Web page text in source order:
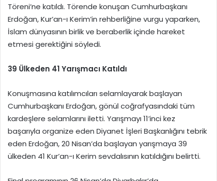
Töreni’ne katıldı. Törende konuşan Cumhurbaşkanı
Erdoğan, Kur’an-ı Kerim’in rehberliğine vurgu yaparken,
İslam dünyasının birlik ve beraberlik içinde hareket
etmesi gerektiğini söyledi.
39 Ülkeden 41 Yarışmacı Katıldı
Konuşmasına katılımcıları selamlayarak başlayan
Cumhurbaşkanı Erdoğan, gönül coğrafyasındaki tüm
kardeşlere selamlarını iletti. Yarışmayı 11’inci kez
başarıyla organize eden Diyanet İşleri Başkanlığını tebrik
eden Erdoğan, 20 Nisan’da başlayan yarışmaya 39
ülkeden 41 Kur’an-ı Kerim sevdalısının katıldığını belirtti.